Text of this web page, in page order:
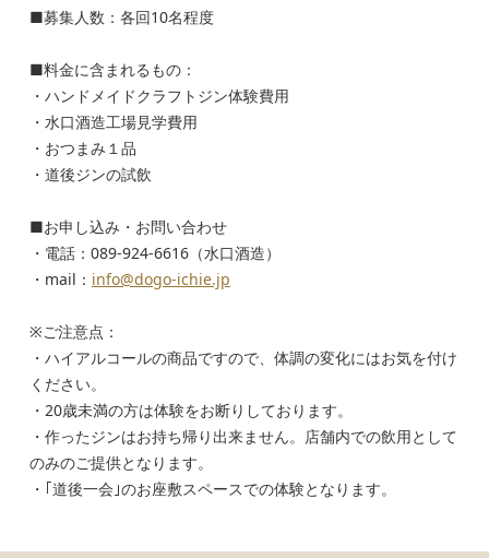
■募集人数：各回10名程度
■料金に含まれるもの：
・ハンドメイドクラフトジン体験費用
・水口酒造工場見学費用
・おつまみ１品
・道後ジンの試飲
■お申し込み・お問い合わせ
・電話：089-924-6616（水口酒造）
・mail： info@dogo-ichie.jp
※ご注意点：
・ハイアルコールの商品ですので、体調の変化にはお気を付け
ください。
・20歳未満の方は体験をお断りしております。
・作ったジンはお持ち帰り出来ません。店舗内での飲用として
のみのご提供となります。
・｢道後一会｣のお座敷スペースでの体験となります。